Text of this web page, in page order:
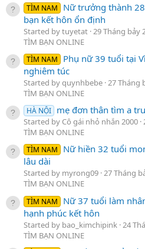
TÌM NAM
Nữ trưởng thành
bạn kết hôn ổn định
Started by tuyetat 29 Tháng bảy
TÌM BẠN ONLINE
TÌM NAM
Phụ nữ 39 tuổi tại
nghiêm túc
Started by quynhbebe 27 Tháng
TÌM BẠN ONLINE
HÀ NỘI mẹ đơn thân tìm a
Started by Cô gái nhỏ nhắn 2000
TÌM BẠN ONLINE
TÌM NAM
Nữ hiền 32 tuổi
lâu dài
Started by myrong09 27 Tháng
TÌM BẠN ONLINE
TÌM NAM
Nữ 37 tuổi làm
hạnh phúc kết hôn
Started by bao_kimchipink 24
TÌM BẠN ONLINE